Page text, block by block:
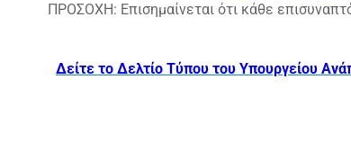
ΠΡΟΣΟΧΗ: Επισημαίνεται ότι κάθε
Δείτε το Δελτίο Τύπου του Υπουργείου